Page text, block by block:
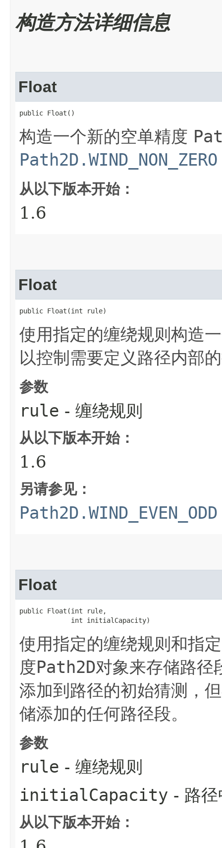
构造方法详细信息
Float
public Float()
构造一个新的空单精度
Path2D.WIND_NON_ZERO
从以下版本开始：
1.6
Float
public Float​(int rule)
使用指定的缠绕规则构造
以控制需要定义路径内部
参数
rule - 缠绕规则
从以下版本开始：
1.6
另请参见：
Path2D.WIND_EVEN_ODD
Float
public Float​(int rule,
             int initialCapacity)
使用指定的缠绕规则和指
度Path2D对象来存储路径
添加到路径的初始猜测，
储添加的任何路径段。
参数
rule - 缠绕规则
initialCapacity - 路
从以下版本开始：